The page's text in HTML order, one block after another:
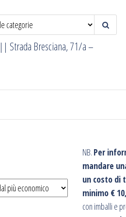
|| Strada Bresciana, 71/a –
NB. Per
mandare
un costo di
minimo €
con imballi e